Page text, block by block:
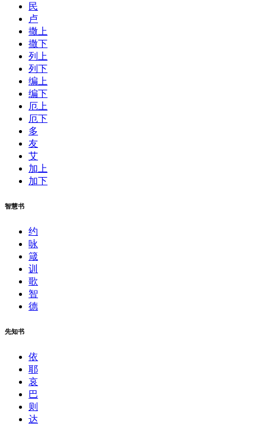
民
卢
撒上
撒下
列上
列下
编上
编下
厄上
厄下
多
友
艾
加上
加下
智慧书
约
咏
箴
训
歌
智
德
先知书
依
耶
哀
巴
则
达